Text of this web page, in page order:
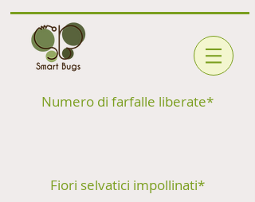
Numero di farfalle liberate*
Fiori selvatici impollinati*